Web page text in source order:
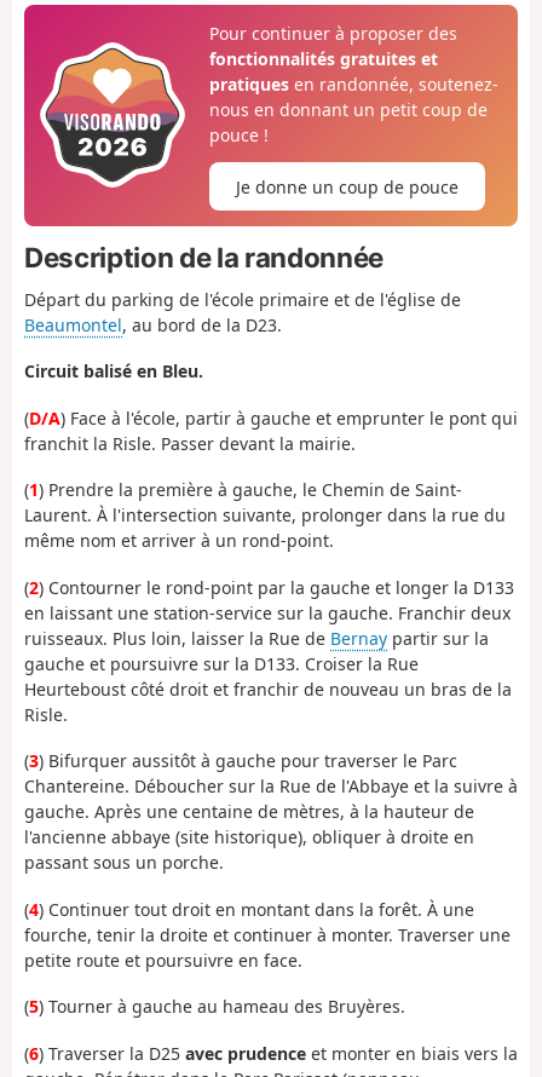
Pour continuer à proposer des
fonctionnalités gratuites et
pratiquesen randonnée, soutenez-
nous en donnant un petit coup de
pouce !
Je donne un coup de pouce
Description de la randonnée
Départ du parking de l'école primaire et de l'église de
Beaumontel, au bord de la D23.
Circuit balisé en Bleu.
(D/A) Face à l'école, partir à gauche et emprunter le pont qui
franchit la Risle. Passer devant la mairie.
(1) Prendre la première à gauche, le Chemin de Saint-
Laurent. À l'intersection suivante, prolonger dans la rue du
même nom et arriver à un rond-point.
(2) Contourner le rond-point par la gauche et longer la D133
en laissant une station-service sur la gauche. Franchir deux
ruisseaux. Plus loin, laisser la Rue de Bernay partir sur la
gauche et poursuivre sur la D133. Croiser la Rue
Heurteboust côté droit et franchir de nouveau un bras de la
Risle.
(3) Bifurquer aussitôt à gauche pour traverser le Parc
Chantereine. Déboucher sur la Rue de l'Abbaye et la suivre à
gauche. Après une centaine de mètres, à la hauteur de
l'ancienne abbaye (site historique), obliquer à droite en
passant sous un porche.
(4) Continuer tout droit en montant dans la forêt. À une
fourche, tenir la droite et continuer à monter. Traverser une
petite route et poursuivre en face.
(5) Tourner à gauche au hameau des Bruyères.
(6) Traverser la D25 avec prudence et monter en biais vers la